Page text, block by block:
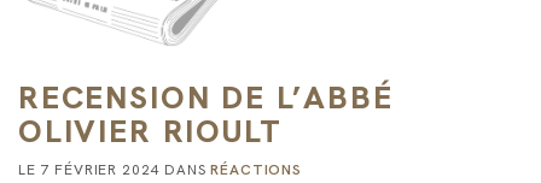
RECENSION DE L’ABBÉ
OLIVIER RIOULT
LE 7 FÉVRIER 2024 DANSRÉACTIONS